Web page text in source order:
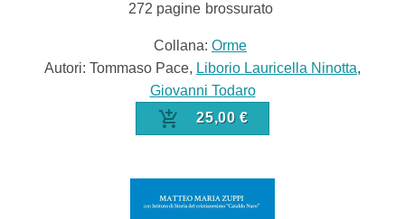
272 pagine brossurato
Collana: Orme
Autori: Tommaso Pace, Liborio Lauricella Ninotta,
Giovanni Todaro
25,00 €